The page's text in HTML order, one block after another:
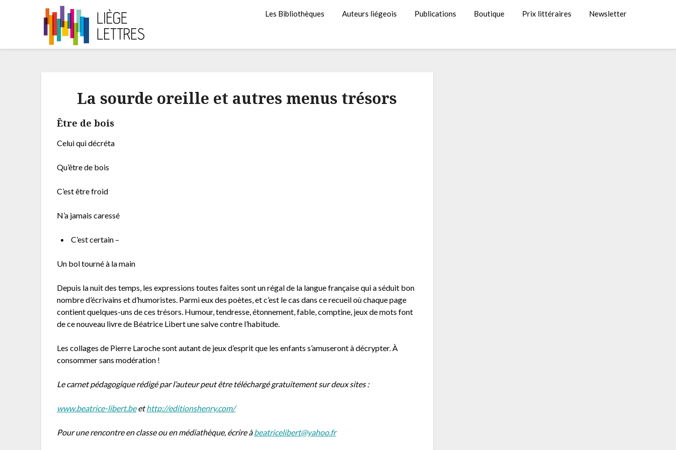
Les Bibliothèques Auteurs liégeois Publications Boutique Prix littéraires Newsletter
La sourde oreille et autres menus trésors
Être de bois
Celui qui décréta
Qu’être de bois
C’est être froid
N’a jamais caressé
C’est certain –
Un bol tourné à la main
Depuis la nuit des temps, les expressions toutes faites sont un régal de la langue française qui a séduit bon
nombre d’écrivains et d’humoristes. Parmi eux des poètes, et c’est le cas dans ce recueil où chaque page
contient quelques-uns de ces trésors. Humour, tendresse, étonnement, fable, comptine, jeux de mots font
de ce nouveau livre de Béatrice Libert une salve contre l’habitude.
Les collages de Pierre Laroche sont autant de jeux d’esprit que les enfants s’amuseront à décrypter. À
consommer sans modération !
Le carnet pédagogique rédigé par l’auteur peut être téléchargé gratuitement sur deux sites :
www.beatrice-libert.beethttp://editionshenry.com/
Pour une rencontre en classe ou en médiathèque, écrire àbeatricelibert@yahoo.fr